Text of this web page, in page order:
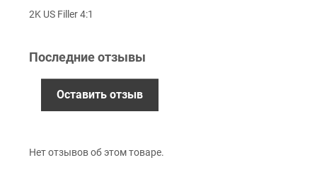
Безналичный расчет (с НДС)
Гарантия
производителя
2K US Filler 4:1
Последние отзывы
Оставить отзыв
Нет отзывов об этом товаре.